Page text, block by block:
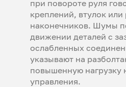
при повороте руля
креплений, втулок или
наконечников. Шумы
движении деталей с
ослабленных
указывают на
повышенную нагрузку
управления.